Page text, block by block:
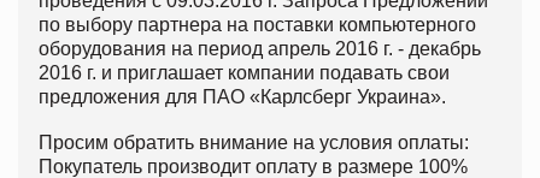
по выбору партнера на поставки компьютерного
оборудования на период апрель 2016 г. - декабрь
2016 г. и приглашает компании подавать свои
предложения для ПАО «Карлсберг Украина».
Просим обратить внимание на условия оплаты:
Покупатель производит оплату в размере 100%